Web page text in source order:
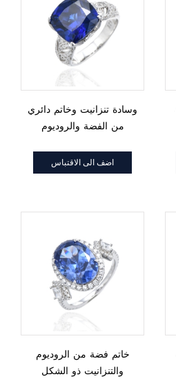
وسادة تنزانيت وخاتم دائري
من الفضة والروديوم
اضف الى الاقتباس
خاتم فضة من الروديوم
والتنزانيت ذو الشكل